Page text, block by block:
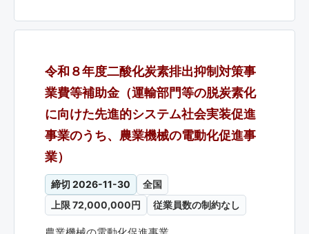
令和８年度二酸化炭素排出抑制対策事
業費等補助金（運輸部門等の脱炭素化
に向けた先進的システム社会実装促進
事業のうち、農業機械の電動化促進事
業）
締切 2026-11-30
全国
上限 72,000,000円
従業員数の制約なし